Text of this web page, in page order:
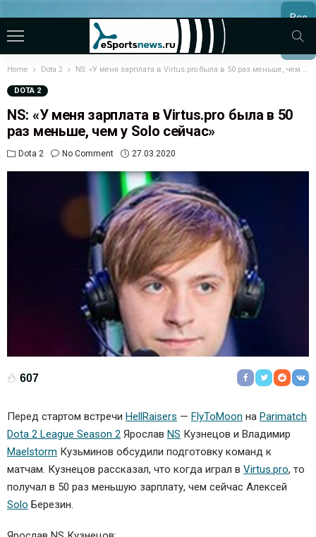
Все
МАТЧИ
Home Dota 2 NS: «У меня зарплата в Virtus.pro была в 50 раз меньше, чем у Solo сейчас»
DOTA 2
NS: «У меня зарплата в Virtus.pro была в 50
раз меньше, чем у Solo сейчас»
Dota 2 No Comment 27.03.2020
607
Перед стартом встречи HellRaisers — FlyToMoon на Parimatch
Dota 2 League Season 2 Ярослав NS Кузнецов и Владимир
Maelstorm Кузьминов обсудили подготовку команд к
матчам. Кузнецов рассказал, что когда играл в Virtus.pro, то
получал в 50 раз меньшую зарплату, чем сейчас Алексей
Solo Березин.